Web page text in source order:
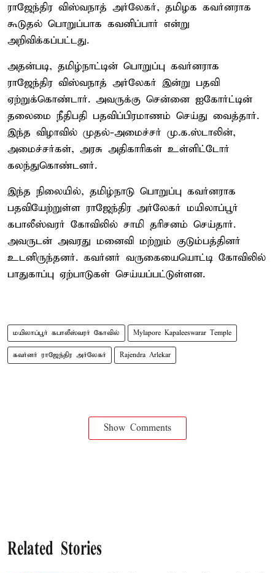
ராஜேந்திர விஸ்வநாத் அர்லேகர், தமிழக கவர்னராக
கூடுதல் பொறுப்பாக கவனிப்பார் என்று
அறிவிக்கப்பட்டது.
அதன்படி, தமிழ்நாட்டின் பொறுப்பு கவர்னராக
ராஜேந்திர விஸ்வநாத் அர்லேகர் இன்று பதவி
ஏற்றுக்கொண்டார். அவருக்கு சென்னை ஐகோர்ட்டின்
தலைமை நீதிபதி பதவிப்பிரமாணம் செய்து வைத்தார்.
இந்த விழாவில் முதல்-அமைச்சர் மு.க.ஸ்டாலின்,
அமைச்சர்கள், அரசு அதிகாரிகள் உள்ளிட்டோர்
கலந்துகொண்டனர்.
இந்த நிலையில், தமிழ்நாடு பொறுப்பு கவர்னராக
பதவியேற்றுள்ள ராஜேந்திர அர்லேகர் மயிலாப்பூர்
கபாலீஸ்வரர் கோவிலில் சாமி தரிசனம் செய்தார்.
அவருடன் அவரது மனைவி மற்றும் குடும்பத்தினர்
உடனிருந்தனர். கவர்னர் வருகையையொட்டி கோவிலில்
பாதுகாப்பு ஏற்பாடுகள் செய்யப்பட்டுள்ளன.
மயிலாப்பூர் கபாலீஸ்வரர் கோவில் Mylapore Kapaleeswarar Temple
கவர்னர் ராஜேந்திர அர்லேகர் Rajendra Arlekar
Show Comments
Related Stories